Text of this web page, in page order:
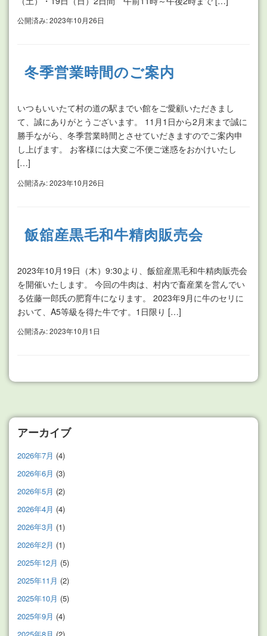
公開済み: 2023年10月26日
冬季営業時間のご案内
いつもいいたて村の道の駅までい館をご愛顧いただきまし
て、誠にありがとうございます。 11月1日から2月末まで誠に
勝手ながら、冬季営業時間とさせていだきますのでご案内申
し上げます。 お客様には大変ご不便ご迷惑をおかけいたし
[…]
公開済み: 2023年10月26日
飯舘産黒毛和牛精肉販売会
2023年10月19日（木）9:30より、飯舘産黒毛和牛精肉販売会
を開催いたします。 今回の牛肉は、村内で畜産業を営んでい
る佐藤一郎氏の肥育牛になります。 2023年9月に牛のセリに
おいて、A5等級を得た牛です。1日限り […]
公開済み: 2023年10月1日
アーカイブ
2026年7月 (4)
2026年6月 (3)
2026年5月 (2)
2026年4月 (4)
2026年3月 (1)
2026年2月 (1)
2025年12月 (5)
2025年11月 (2)
2025年10月 (5)
2025年9月 (4)
2025年8月 (2)